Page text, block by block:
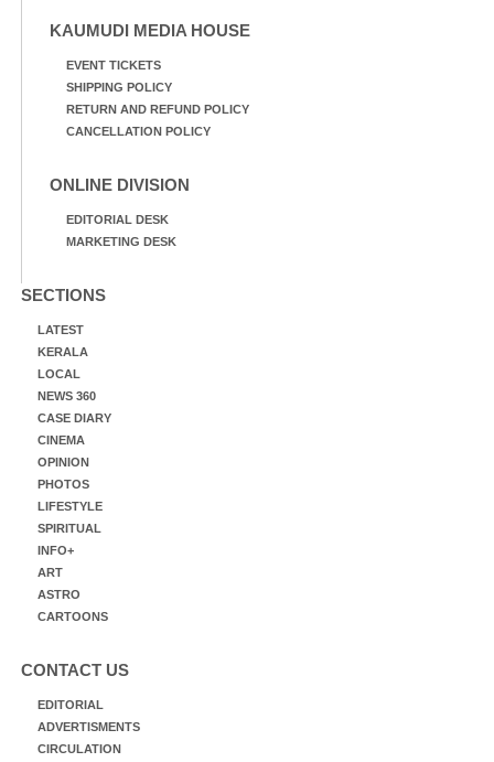
KAUMUDI MEDIA HOUSE
EVENT TICKETS
SHIPPING POLICY
RETURN AND REFUND POLICY
CANCELLATION POLICY
ONLINE DIVISION
EDITORIAL DESK
MARKETING DESK
SECTIONS
LATEST
KERALA
LOCAL
NEWS 360
CASE DIARY
CINEMA
OPINION
PHOTOS
LIFESTYLE
SPIRITUAL
INFO+
ART
ASTRO
CARTOONS
CONTACT US
EDITORIAL
ADVERTISMENTS
CIRCULATION